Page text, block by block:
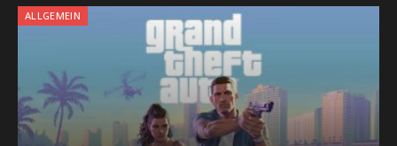
ALLGEMEIN